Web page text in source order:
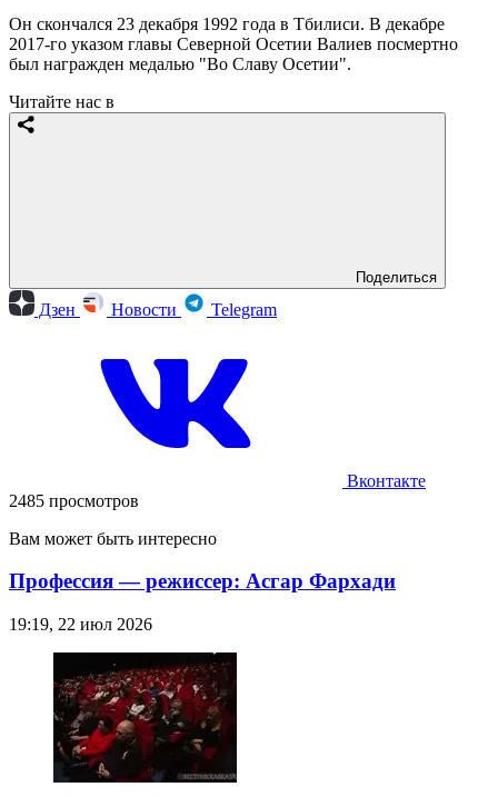
Он скончался 23 декабря 1992 года в Тбилиси. В декабре
2017-го указом главы Северной Осетии Валиев посмертно
был награжден медалью "Во Славу Осетии".
Читайте нас в
Поделиться
Дзен Новости Telegram
Вконтакте
2485 просмотров
Вам может быть интересно
Профессия — режиссер: Асгар Фархади
19:19, 22 июл 2026